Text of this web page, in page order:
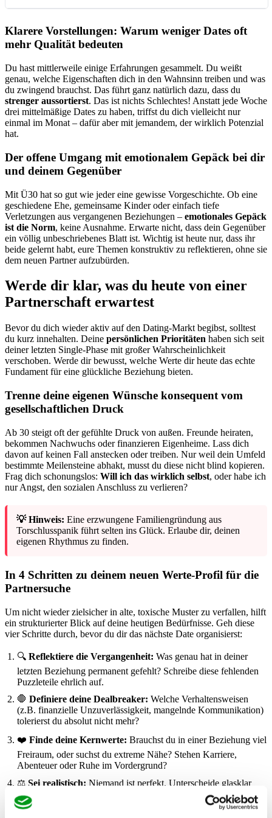
Klarere Vorstellungen: Warum weniger Dates oft
mehr Qualität bedeuten
Du hast mittlerweile einige Erfahrungen gesammelt. Du weißt
genau, welche Eigenschaften dich in den Wahnsinn treiben und was
du zwingend brauchst. Das führt ganz natürlich dazu, dass du
strenger aussortierst. Das ist nichts Schlechtes! Anstatt jede Woche
drei mittelmäßige Dates zu haben, triffst du dich vielleicht nur
einmal im Monat – dafür aber mit jemandem, der wirklich Potenzial
hat.
Der offene Umgang mit emotionalem Gepäck bei dir
und deinem Gegenüber
Mit Ü30 hat so gut wie jeder eine gewisse Vorgeschichte. Ob eine
geschiedene Ehe, gemeinsame Kinder oder einfach tiefe
Verletzungen aus vergangenen Beziehungen – emotionales Gepäck
ist die Norm, keine Ausnahme. Erwarte nicht, dass dein Gegenüber
ein völlig unbeschriebenes Blatt ist. Wichtig ist heute nur, dass ihr
beide gelernt habt, eure Themen konstruktiv zu reflektieren, ohne sie
dem neuen Partner aufzubürden.
Werde dir klar, was du heute von einer
Partnerschaft erwartest
Bevor du dich wieder aktiv auf den Dating-Markt begibst, solltest
du kurz innehalten. Deine persönlichen Prioritäten haben sich seit
deiner letzten Single-Phase mit großer Wahrscheinlichkeit
verschoben. Werde dir bewusst, welche Werte dir heute das echte
Fundament für eine glückliche Beziehung bieten.
Trenne deine eigenen Wünsche konsequent vom
gesellschaftlichen Druck
Ab 30 steigt oft der gefühlte Druck von außen. Freunde heiraten,
bekommen Nachwuchs oder finanzieren Eigenheime. Lass dich
davon auf keinen Fall anstecken oder treiben. Nur weil dein Umfeld
bestimmte Meilensteine abhakt, musst du diese nicht blind kopieren.
Frag dich schonungslos: Will ich das wirklich selbst, oder habe ich
nur Angst, den sozialen Anschluss zu verlieren?
💡 Hinweis: Eine erzwungene Familiengründung aus
Torschlusspanik führt selten ins Glück. Erlaube dir, deinen
eigenen Rhythmus zu finden.
In 4 Schritten zu deinem neuen Werte-Profil für die
Partnersuche
Um nicht wieder zielsicher in alte, toxische Muster zu verfallen, hilft
ein strukturierter Blick auf deine heutigen Bedürfnisse. Geh diese
vier Schritte durch, bevor du dir das nächste Date organisierst:
🔍 Reflektiere die Vergangenheit: Was genau hat in deiner
letzten Beziehung permanent gefehlt? Schreibe diese fehlenden
Puzzleteile ehrlich auf.
🛑 Definiere deine Dealbreaker: Welche Verhaltensweisen
(z.B. finanzielle Unzuverlässigkeit, mangelnde Kommunikation)
tolerierst du absolut nicht mehr?
❤️ Finde deine Kernwerte: Brauchst du in einer Beziehung viel
Freiraum, oder suchst du extreme Nähe? Stehen Karriere,
Abenteuer oder Ruhe im Vordergrund?
⚖️ Sei realistisch: Niemand ist perfekt. Unterscheide glasklar
zwischen „Nice-to-have“ (z.B. gleicher Musikgeschmack) und
echten Grundpfeilern (z.B. Treue, Respekt und